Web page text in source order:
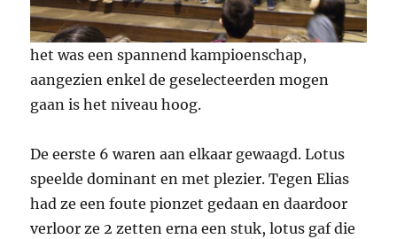
het was een spannend kampioenschap,
aangezien enkel de geselecteerden mogen
gaan is het niveau hoog.
De eerste 6 waren aan elkaar gewaagd. Lotus
speelde dominant en met plezier. Tegen Elias
had ze een foute pionzet gedaan en daardoor
verloor ze 2 zetten erna een stuk, lotus gaf die